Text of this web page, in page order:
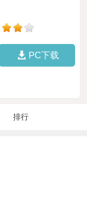
PC下载
排行